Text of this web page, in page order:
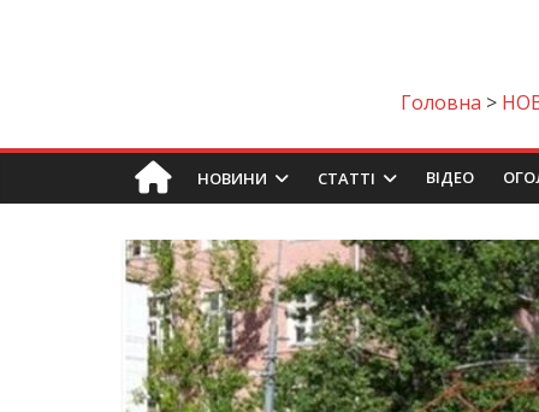
Головна >
НОВИНИ СТАТТІ ВIДЕО